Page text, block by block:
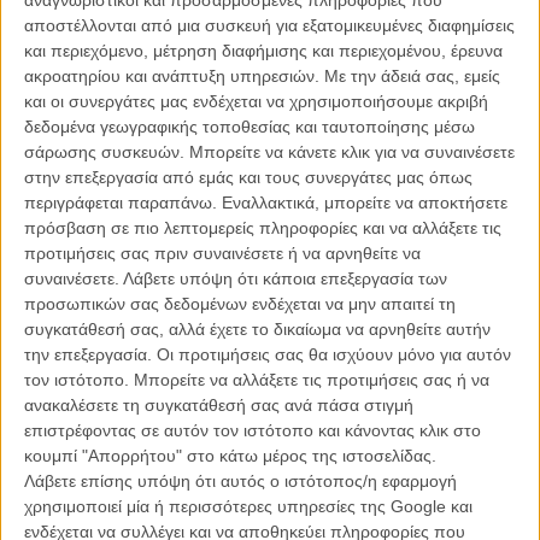
αποστέλλονται από μια συσκευή για εξατομικευμένες διαφημίσεις
και περιεχόμενο, μέτρηση διαφήμισης και περιεχομένου, έρευνα
ακροατηρίου και ανάπτυξη υπηρεσιών. Με την άδειά σας, εμείς
και οι συνεργάτες μας ενδέχεται να χρησιμοποιήσουμε ακριβή
δεδομένα γεωγραφικής τοποθεσίας και ταυτοποίησης μέσω
σάρωσης συσκευών. Μπορείτε να κάνετε κλικ για να συναινέσετε
στην επεξεργασία από εμάς και τους συνεργάτες μας όπως
περιγράφεται παραπάνω. Εναλλακτικά, μπορείτε να αποκτήσετε
πρόσβαση σε πιο λεπτομερείς πληροφορίες και να αλλάξετε τις
προτιμήσεις σας πριν συναινέσετε ή να αρνηθείτε να
συναινέσετε. Λάβετε υπόψη ότι κάποια επεξεργασία των
προσωπικών σας δεδομένων ενδέχεται να μην απαιτεί τη
συγκατάθεσή σας, αλλά έχετε το δικαίωμα να αρνηθείτε αυτήν
την επεξεργασία. Οι προτιμήσεις σας θα ισχύουν μόνο για αυτόν
τον ιστότοπο. Μπορείτε να αλλάξετε τις προτιμήσεις σας ή να
ανακαλέσετε τη συγκατάθεσή σας ανά πάσα στιγμή
επιστρέφοντας σε αυτόν τον ιστότοπο και κάνοντας κλικ στο
κουμπί "Απορρήτου" στο κάτω μέρος της ιστοσελίδας.
Λάβετε επίσης υπόψη ότι αυτός ο ιστότοπος/η εφαρμογή
χρησιμοποιεί μία ή περισσότερες υπηρεσίες της Google και
ενδέχεται να συλλέγει και να αποθηκεύει πληροφορίες που
άλλη γραμμή είναι η casting director του Γούντι. Και περιμένεις, και
περιμένεις...
Σε πρόσφατη συνέντευξή του στο περιοδικό GQ, ο Σπέισι
ομολόγησε ότι έχει παλέψει για πολλές συνεργασίες, έχει επιτύχει
κάποιες από αυτές, αλλά δεν έχει ούτε πλησιάσει στην πόρτα του
Αλεν. Κάτι που τον καταθλίβει, γιατί ο ίδιος πεθαίνει για μία
συνεργασία μαζί του.
Εξαντλώντας κάθε άλλο μέσο, αποφάσισε να γίνει δημιουργικός:
έστειλε στον Γούντι Αλεν μία δώρο-συνδρομή στο Netflix με το
σημείωμα που παρότρυνε τον σκηνοθέτη να ρίξει μια ματιά στο
«House of Cards».
«Του έγραψα ένα γράμμα και του συστήθηκα. Παρουσιάσα από την
αρχή τον εαυτό μου ως ηθοποιό, σαν κάποιον που δεν έχει ιδέα
ποιος είναι. Και του εξήγησα ότι του στέλνω την Netflix συνδρομή
για να δει το ''House of Cards'' ως δείγμα της δουλειάς μου...»
Το αποτέλεσμα; Ο Αλεν ευχαρίστησε τον Σπέισι, είδε τη σειρά και